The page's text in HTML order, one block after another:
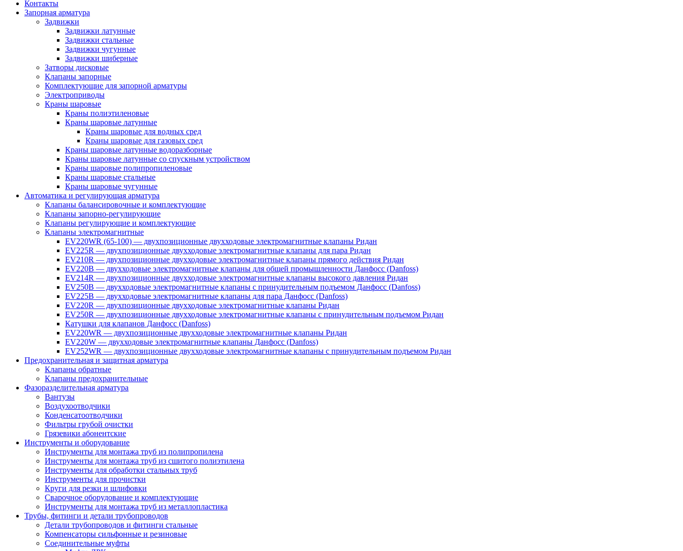
Контакты
Запорная арматура
Задвижки
Задвижки латунные
Задвижки стальные
Задвижки чугунные
Задвижки шиберные
Затворы дисковые
Клапаны запорные
Комплектующие для запорной арматуры
Электроприводы
Краны шаровые
Краны полиэтиленовые
Краны шаровые латунные
Краны шаровые для водных сред
Краны шаровые для газовых сред
Краны шаровые латунные водоразборные
Краны шаровые латунные со спускным устройством
Краны шаровые полипропиленовые
Краны шаровые стальные
Краны шаровые чугунные
Автоматика и регулирующая арматура
Клапаны балансировочные и комплектующие
Клапаны запорно-регулирующие
Клапаны регулирующие и комплектующие
Клапаны электромагнитные
EV220WR (65-100) — двухпозиционные двухходовые электромагнитные клапаны Ридан
EV225R — двухпозиционные двухходовые электромагнитные клапаны для пара Ридан
EV210R — двухпозиционные двухходовые электромагнитные клапаны прямого действия Ридан
EV220B — двухходовые электромагнитные клапаны для общей промышленности Данфосс (Danfoss)
EV214R — двухпозиционные двухходовые электромагнитные клапаны высокого давления Ридан
EV250B — двухходовые электромагнитные клапаны с принудительным подъемом Данфосс (Danfoss)
EV225B — двухходовые электромагнитные клапаны для пара Данфосс (Danfoss)
EV220R — двухпозиционные двухходовые электромагнитные клапаны Ридан
EV250R — двухпозиционные двухходовые электромагнитные клапаны с принудительным подъемом Ридан
Катушки для клапанов Данфосс (Danfoss)
EV220WR — двухпозиционные двухходовые электромагнитные клапаны Ридан
EV220W — двухходовые электромагнитные клапаны Данфосс (Danfoss)
EV252WR — двухпозиционные двухходовые электромагнитные клапаны с принудительным подъемом Ридан
Предохранительная и защитная арматура
Клапаны обратные
Клапаны предохранительные
Фазоразделительная арматура
Вантузы
Воздухоотводчики
Конденсатоотводчики
Фильтры грубой очистки
Грязевики абонентские
Инструменты и оборудование
Инструменты для монтажа труб из полипропилена
Инструменты для монтажа труб из сшитого полиэтилена
Инструменты для обработки стальных труб
Инструменты для прочистки
Круги для резки и шлифовки
Сварочное оборудование и комплектующие
Инструменты для монтажа труб из металлопластика
Трубы, фитинги и детали трубопроводов
Детали трубопроводов и фитинги стальные
Компенсаторы сильфонные и резиновые
Соединительные муфты